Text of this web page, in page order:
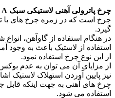
چرخ پاترولی آهنی لاستیکی سبک A ثابت قطر 250 میلی متر
چرخ است که در زمره چرخ های با
گیرد.
در هنگام استفاده از گاوآهن،
استفاده از لاستیک باعث به
از این نوع چرخ استفاده نمود.
از مزایای آن می توان به عدم
نیز پایین آوردن استهلاک لاستیک
چرخ های آهنی به جهت اینکه قابل
استفاده می شود.